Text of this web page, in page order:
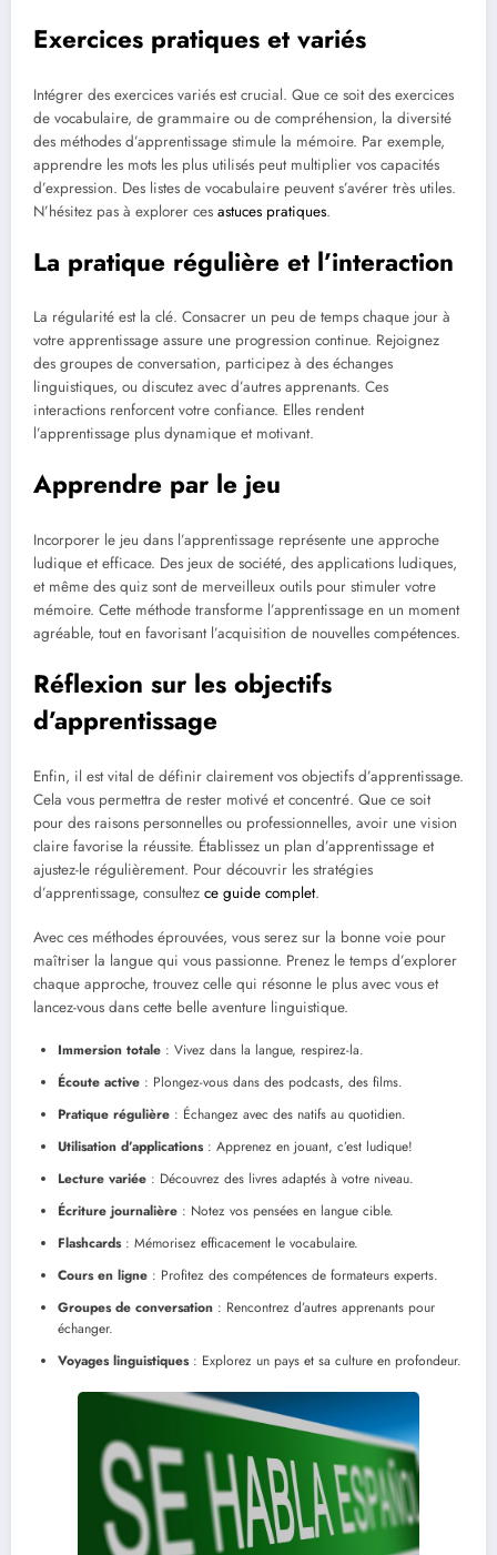
Exercices pratiques et variés
Intégrer des exercices variés est crucial. Que ce soit des exercices
de vocabulaire, de grammaire ou de compréhension, la diversité
des méthodes d’apprentissage stimule la mémoire. Par exemple,
apprendre les mots les plus utilisés peut multiplier vos capacités
d’expression. Des listes de vocabulaire peuvent s’avérer très utiles.
N’hésitez pas à explorer ces astuces pratiques.
La pratique régulière et l’interaction
La régularité est la clé. Consacrer un peu de temps chaque jour à
votre apprentissage assure une progression continue. Rejoignez
des groupes de conversation, participez à des échanges
linguistiques, ou discutez avec d’autres apprenants. Ces
interactions renforcent votre confiance. Elles rendent
l’apprentissage plus dynamique et motivant.
Apprendre par le jeu
Incorporer le jeu dans l’apprentissage représente une approche
ludique et efficace. Des jeux de société, des applications ludiques,
et même des quiz sont de merveilleux outils pour stimuler votre
mémoire. Cette méthode transforme l’apprentissage en un moment
agréable, tout en favorisant l’acquisition de nouvelles compétences.
Réflexion sur les objectifs
d’apprentissage
Enfin, il est vital de définir clairement vos objectifs d’apprentissage.
Cela vous permettra de rester motivé et concentré. Que ce soit
pour des raisons personnelles ou professionnelles, avoir une vision
claire favorise la réussite. Établissez un plan d’apprentissage et
ajustez-le régulièrement. Pour découvrir les stratégies
d’apprentissage, consultez ce guide complet.
Avec ces méthodes éprouvées, vous serez sur la bonne voie pour
maîtriser la langue qui vous passionne. Prenez le temps d’explorer
chaque approche, trouvez celle qui résonne le plus avec vous et
lancez-vous dans cette belle aventure linguistique.
Immersion totale : Vivez dans la langue, respirez-la.
Écoute active : Plongez-vous dans des podcasts, des films.
Pratique régulière : Échangez avec des natifs au quotidien.
Utilisation d’applications: Apprenez en jouant, c’est ludique!
Lecture variée : Découvrez des livres adaptés à votre niveau.
Écriture journalière : Notez vos pensées en langue cible.
Flashcards: Mémorisez efficacement le vocabulaire.
Cours en ligne : Profitez des compétences de formateurs experts.
Groupes de conversation : Rencontrez d’autres apprenants pour
échanger.
Voyages linguistiques: Explorez un pays et sa culture en profondeur.